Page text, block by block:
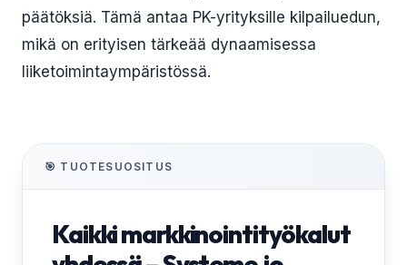
päätöksiä. Tämä antaa PK-yrityksille kilpailuedun,
mikä on erityisen tärkeää dynaamisessa
liiketoimintaympäristössä.
🎯 TUOTESUOSITUS
Kaikki markkinointityökalut